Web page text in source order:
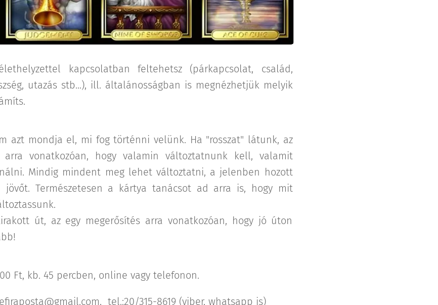
kapcsolatban feltehetsz (párkapcsolat, család,
utazás stb...), ill. általánosságban is megnézhetjük melyik
azt mondja el, mi fog történni velünk. Ha "rosszat" látunk, az
arra vonatkozóan, hogy valamin változtatnunk kell, valamit
Mindig mindent meg lehet változtatni, a jelenben hozott
Természetesen a kártya tanácsot ad arra is, hogy mit
út, az egy megerősítés arra vonatkozóan, hogy jó úton
Ft, kb. 45 percben, online vagy telefonon.
tel.:20/315-8619 (viber, whatsapp is)